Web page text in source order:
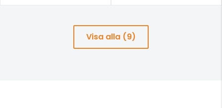
Visa alla (9)